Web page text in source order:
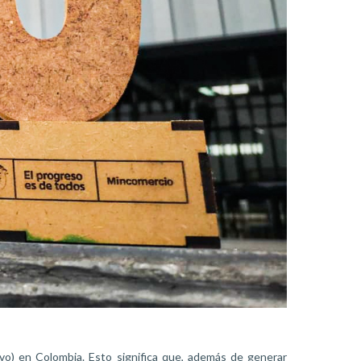
en Colombia. Esto significa que, además de generar